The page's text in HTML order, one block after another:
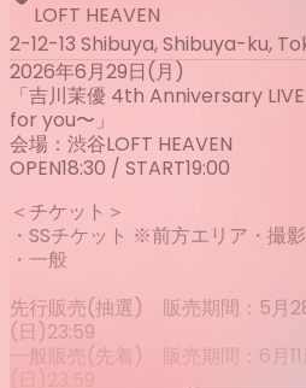
LOFT HEAVEN
2-12-13 Shibuya, Shibuya-ku,
2026年6月29日(月)
「吉川茉優 4th Anniversary
for you〜」
会場：渋谷LOFT HEAVEN
OPEN18:30 / START19:00
＜チケット＞
・SSチケット ※前方エリア・撮
・一般
先行販売(抽選) 販売期間：5月
(日)23:59
一般販売(先着) 販売期間：6月